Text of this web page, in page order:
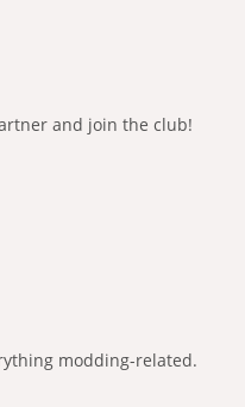
and join the club!
modding-related.